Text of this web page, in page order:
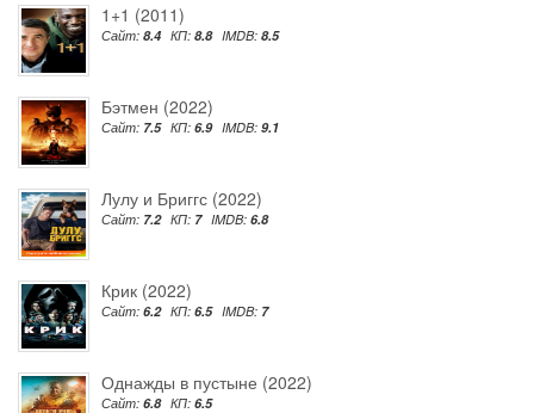
1+1 (2011)
Сайт: 8.4 КП: 8.8 IMDB: 8.5
Бэтмен (2022)
Сайт: 7.5 КП: 6.9 IMDB: 9.1
Лулу и Бриггс (2022)
Сайт: 7.2 КП: 7 IMDB: 6.8
Крик (2022)
Сайт: 6.2 КП: 6.5 IMDB: 7
Однажды в пустыне (2022)
Сайт: 6.8 КП: 6.5